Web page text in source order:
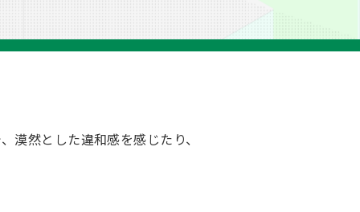
漠然とした違和感を感じたり、